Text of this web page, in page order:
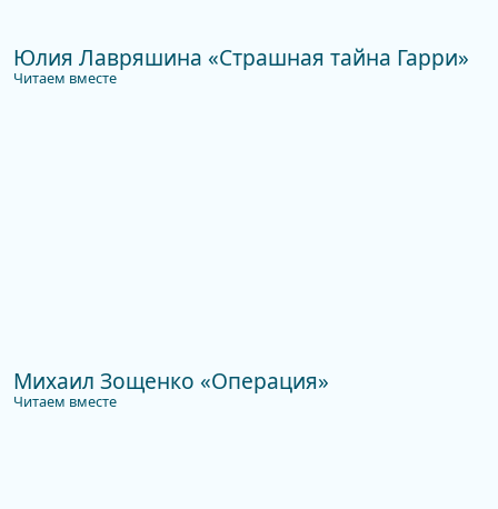
Юлия Лавряшина «Страшная тайна Гарри»
Читаем вместе
Михаил Зощенко «Операция»
Читаем вместе